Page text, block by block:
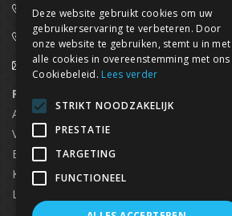
0800/61 667 (24/7 bereikbaar)
03/369.60.29
info@waterdicht-vochtbestrijding.be
Regionaal contact
Antwerpen
03/369.60.29
Vlaams Brabant & Brussel
Brugge
Kortrijk
Limburg
Deze website gebruikt cookies om uw
gebruikerservaring te verbeteren. Door
onze website te gebruiken, stemt u in met
alle cookies in overeenstemming met ons
Cookiebeleid. Lees verder
STRIKT NOODZAKELIJK
PRESTATIE
TARGETING
FUNCTIONEEL